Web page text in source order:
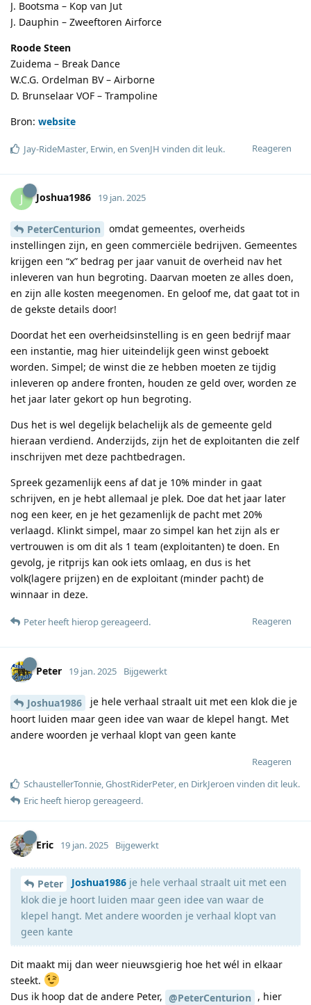
J. Bootsma – Kop van Jut
J. Dauphin – Zweeftoren Airforce
Roode Steen
Zuidema – Break Dance
W.C.G. Ordelman BV – Airborne
D. Brunselaar VOF – Trampoline
Bron: website
Reageren
Jay-RideMaster Erwin , en SvenJH vinden dit leuk.
J Joshua1986 19 jan. 2025
PeterCenturion
omdat gemeentes, overheids
instellingen zijn, en geen commerciële bedrijven. Gemeentes
krijgen een “x” bedrag per jaar vanuit de overheid nav het
inleveren van hun begroting. Daarvan moeten ze alles doen,
en zijn alle kosten meegenomen. En geloof me, dat gaat tot in
de gekste details door!
Doordat het een overheidsinstelling is en geen bedrijf maar
een instantie, mag hier uiteindelijk geen winst geboekt
worden. Simpel; de winst die ze hebben moeten ze tijdig
inleveren op andere fronten, houden ze geld over, worden ze
het jaar later gekort op hun begroting.
Dus het is wel degelijk belachelijk als de gemeente geld
hieraan verdiend. Anderzijds, zijn het de exploitanten die zelf
inschrijven met deze pachtbedragen.
Spreek gezamenlijk eens af dat je 10% minder in gaat
schrijven, en je hebt allemaal je plek. Doe dat het jaar later
nog een keer, en je het gezamenlijk de pacht met 20%
verlaagd. Klinkt simpel, maar zo simpel kan het zijn als er
vertrouwen is om dit als 1 team (exploitanten) te doen. En
gevolg, je ritprijs kan ook iets omlaag, en dus is het
volk(lagere prijzen) en de exploitant (minder pacht) de
winnaar in deze.
Reageren
Peter heeft hierop gereageerd.
Peter 19 jan. 2025 Bijgewerkt
Joshua1986
je hele verhaal straalt uit met een klok die je
hoort luiden maar geen idee van waar de klepel hangt. Met
andere woorden je verhaal klopt van geen kante
Reageren
SchaustellerTonnie,GhostRiderPeter, en DirkJeroen vinden dit leuk.
Eric heeft hierop gereageerd.
Eric 19 jan. 2025 Bijgewerkt
Peter Joshua1986 je hele verhaal straalt uit met een
klok die je hoort luiden maar geen idee van waar de
klepel hangt. Met andere woorden je verhaal klopt van
geen kante
Dit maakt mij dan weer nieuwsgierig hoe het wél in elkaar
steekt.
Dus ik hoop dat de andere Peter, @PeterCenturion , hier